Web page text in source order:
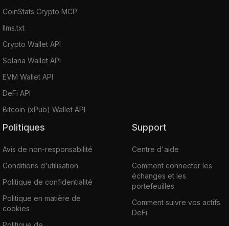
CoinStats Crypto MCP
llms.txt
Crypto Wallet API
Solana Wallet API
EVM Wallet API
DeFi API
Bitcoin (xPub) Wallet API
Politiques
Avis de non-responsabilité
Conditions d'utilisation
Politique de confidentialité
Politique en matière de
cookies
Support
Centre d'aide
Comment connecter les
échanges et les
portefeuilles
Comment suivre vos actifs
DeFi